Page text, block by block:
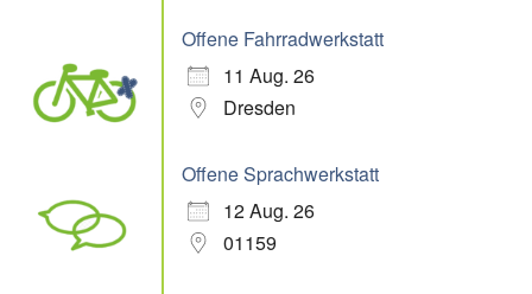
Offene Fahrradwerkstatt
11 Aug. 26
Dresden
Offene Sprachwerkstatt
12 Aug. 26
01159